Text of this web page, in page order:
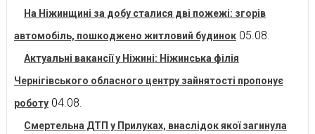
На Ніжинщині за добу сталися дві пожежі: згорів
автомобіль, пошкоджено житловий будинок 05.08.
Актуальні вакансії у Ніжині: Ніжинська філія
Чернігівського обласного центру зайнятості пропонує
роботу 04.08.
Смертельна ДТП у Прилуках, внаслідок якої загинула